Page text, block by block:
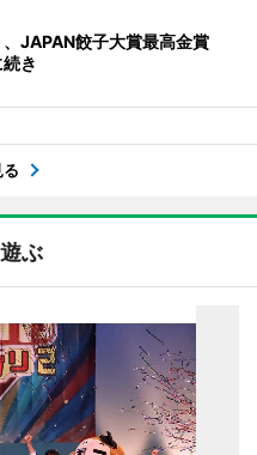
、JAPAN餃子大賞最高金賞
き
る
ぶ